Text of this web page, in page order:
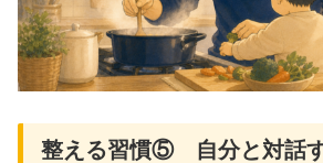
整える習慣⑤ 自分と対話